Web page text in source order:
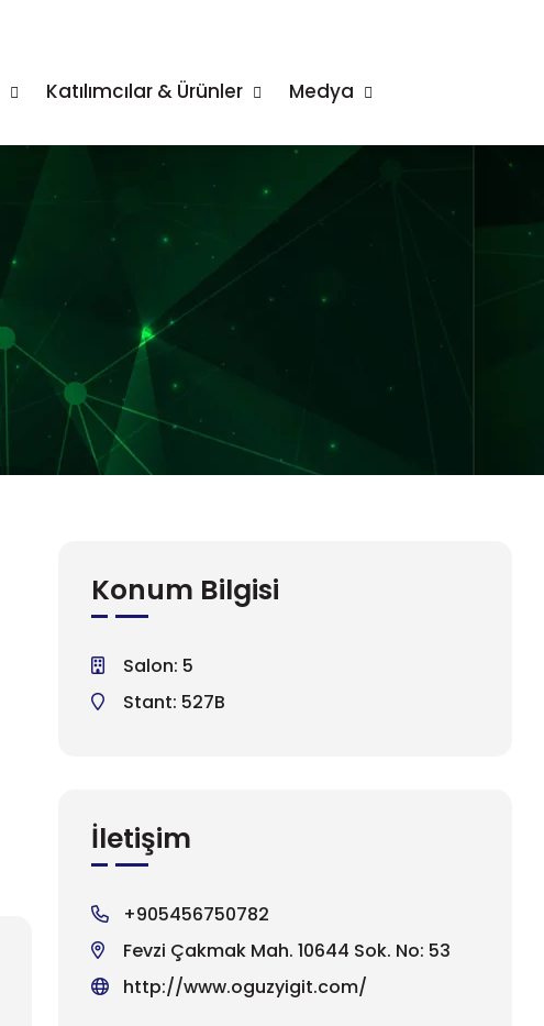
Katılımcılar & Ürünler Medya
Konum Bilgisi
Salon: 5
Stant: 527B
İletişim
+905456750782
Fevzi Çakmak Mah. 10644 Sok. No: 53
http://www.oguzyigit.com/